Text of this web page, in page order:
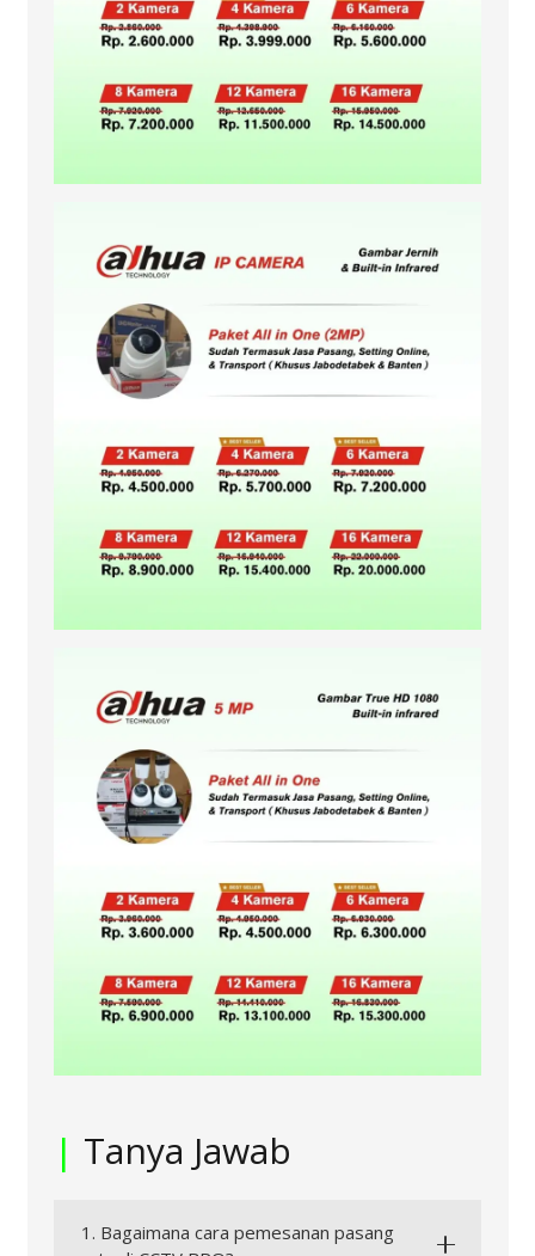
| Tanya Jawab
1. Bagaimana cara pemesanan pasang